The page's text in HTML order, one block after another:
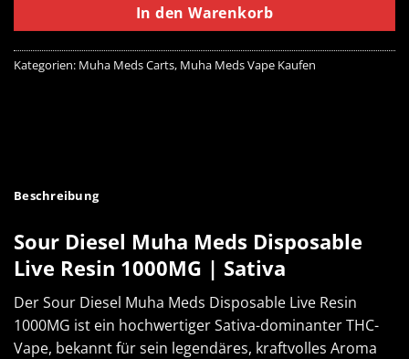
In den Warenkorb
Kategorien: Muha Meds Carts, Muha Meds Vape Kaufen
Beschreibung
Sour Diesel Muha Meds Disposable
Live Resin 1000MG | Sativa
Der Sour Diesel Muha Meds Disposable Live Resin
1000MG ist ein hochwertiger Sativa-dominanter THC-
Vape, bekannt für sein legendäres, kraftvolles Aroma